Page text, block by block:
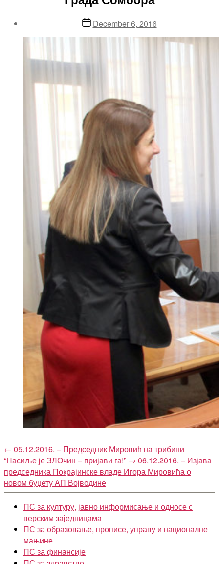
PostDecember 6, 2016
← 05.12.2016. – Председник Мировић на трибини
“Насиље је ЗЛОчин – пријави га!” → 06.12.2016. – Изјава
председника Покрајинске владе Игора Мировића о
новом буџету АП Војводине
ПС за културу, јавно информисање и односе с
верским заједницама
ПС за образовање, прописе, управу и националне
мањине
ПС за финансије